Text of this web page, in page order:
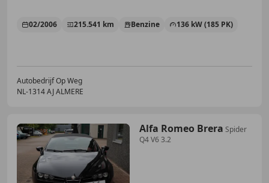
02/2006 215.541 km Benzine 136 kW (185 PK)
Autobedrijf Op Weg
NL-1314 AJ ALMERE
Alfa Romeo Brera Spider
Q4 V6 3.2